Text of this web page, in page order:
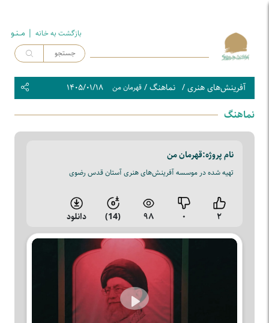
بازگشت به خـانه | مــنـو
آفرینش‌های هنری/ نماهنگ/ قهرمان من ۱۴۰۵/۰۱/۱۸
نماهنگ
نام پروژه:قهرمان من
تهیه شده در موسسه آفرینش‌های هنری آستان قدس رضوی
۲ ۰ ۹۸ (14) دانلود
Play